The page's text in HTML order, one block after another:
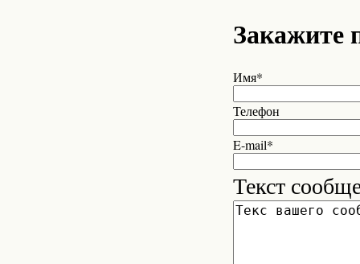
Закажите
Имя*
Телефон
E-mail*
Текст